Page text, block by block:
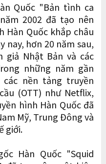
Quốc "Bản tình ca
2002 đã tạo nên
Hàn Quốc khắp châu
nay, hơn 20 năm sau,
giả Nhật Bản và các
những năm gần
nền tảng truyền
(OTT) như Netflix,
hình Hàn Quốc đã
Mỹ, Trung Đông và
giới.
Hàn Quốc "Squid